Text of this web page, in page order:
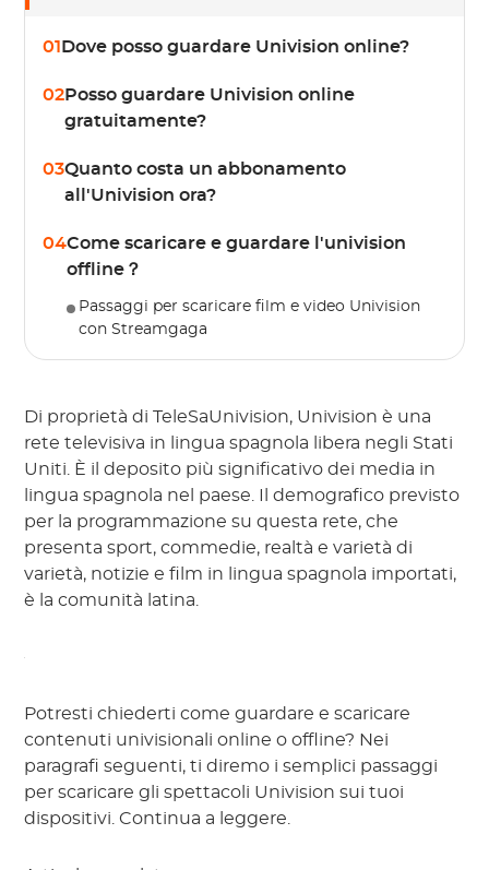
01 Dove posso guardare Univision online?
02Posso guardare Univision online
gratuitamente?
03Quanto costa un abbonamento
all'Univision ora?
04Come scaricare e guardare l'univision
offline？
Passaggi per scaricare film e video Univision
con Streamgaga
Di proprietà di TeleSaUnivision, Univision è una
rete televisiva in lingua spagnola libera negli Stati
Uniti. È il deposito più significativo dei media in
lingua spagnola nel paese. Il demografico previsto
per la programmazione su questa rete, che
presenta sport, commedie, realtà e varietà di
varietà, notizie e film in lingua spagnola importati,
è la comunità latina.
Potresti chiederti come guardare e scaricare
contenuti univisionali online o offline? Nei
paragrafi seguenti, ti diremo i semplici passaggi
per scaricare gli spettacoli Univision sui tuoi
dispositivi. Continua a leggere.